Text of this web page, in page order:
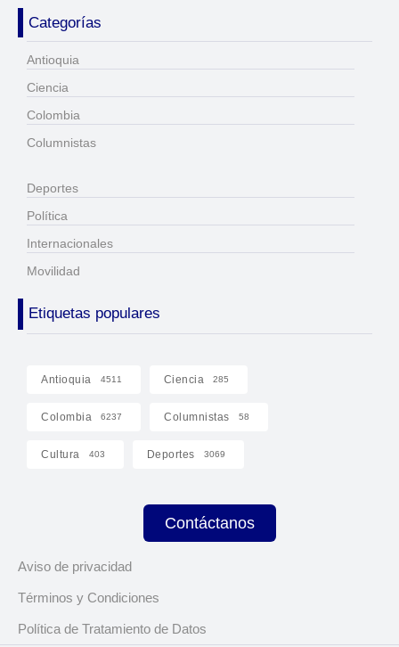
Categorías
Antioquia
Ciencia
Colombia
Columnistas
Deportes
Política
Internacionales
Movilidad
Etiquetas populares
Antioquia 4511 Ciencia 285
Colombia 6237 Columnistas 58
Cultura 403 Deportes 3069
Contáctanos
Aviso de privacidad
Términos y Condiciones
Política de Tratamiento de Datos